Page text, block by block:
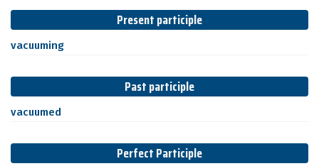
Present participle
vacuuming
Past participle
vacuumed
Perfect Participle